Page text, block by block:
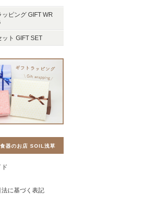
ッピング GIFT WR
ット GIFT SET
器のお店 SOIL浅草
ド
に基づく表記